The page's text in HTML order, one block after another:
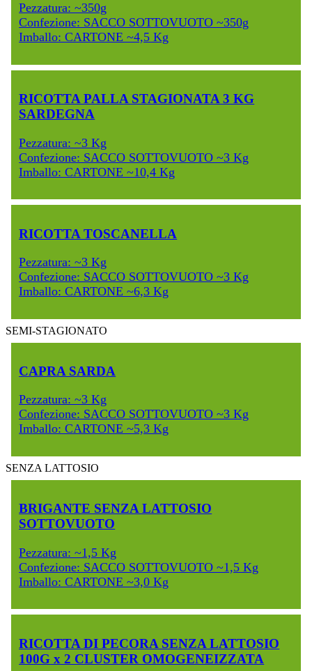
Pezzatura: ~350g
Confezione: SACCO SOTTOVUOTO ~350g
Imballo: CARTONE ~4,5 Kg
RICOTTA PALLA STAGIONATA 3 KG
SARDEGNA
Pezzatura: ~3 Kg
Confezione: SACCO SOTTOVUOTO ~3 Kg
Imballo: CARTONE ~10,4 Kg
RICOTTA TOSCANELLA
Pezzatura: ~3 Kg
Confezione: SACCO SOTTOVUOTO ~3 Kg
Imballo: CARTONE ~6,3 Kg
SEMI-STAGIONATO
CAPRA SARDA
Pezzatura: ~3 Kg
Confezione: SACCO SOTTOVUOTO ~3 Kg
Imballo: CARTONE ~5,3 Kg
SENZA LATTOSIO
BRIGANTE SENZA LATTOSIO
SOTTOVUOTO
Pezzatura: ~1,5 Kg
Confezione: SACCO SOTTOVUOTO ~1,5 Kg
Imballo: CARTONE ~3,0 Kg
RICOTTA DI PECORA SENZA LATTOSIO
100G x 2 CLUSTER OMOGENEIZZATA